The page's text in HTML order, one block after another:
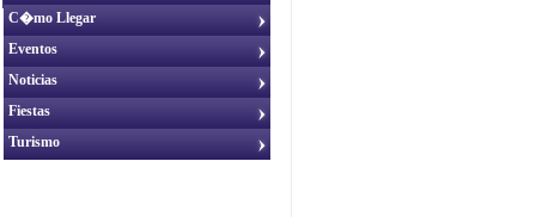
C�mo Llegar
Eventos
Noticias
Fiestas
Turismo